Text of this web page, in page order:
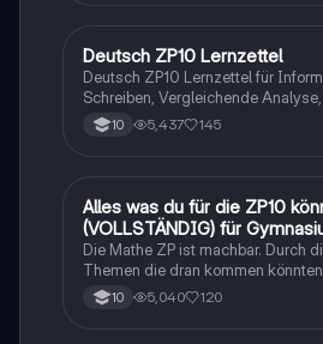
Deutsch
Deutsch ZP10 Lernzettel
Deutsch ZP10 Lernzettel für
Schreiben, Vergleichende Analyse,
Sachtexte/Roman/Gedicht..
10 5,437 145
Mathe
Alles was du für die ZP10
(VOLLSTÄNDIG) für
Realschule
Die Mathe ZP ist machbar. Durch
Themen die dran kommen
schnell den Überblick. Also habe
Themen bis hin zu den größten alles
10 5,040 120